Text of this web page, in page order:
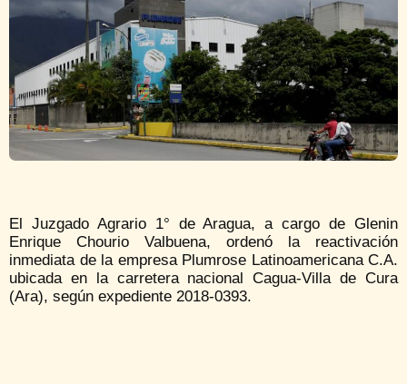
El Juzgado Agrario 1° de Aragua, a cargo de Glenin
Enrique Chourio Valbuena, ordenó la reactivación
inmediata de la empresa Plumrose Latinoamericana C.A.
ubicada en la carretera nacional Cagua-Villa de Cura
(Ara), según expediente 2018-0393.